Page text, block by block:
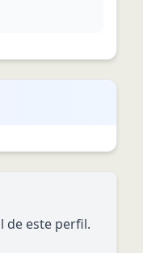
de este perfil.